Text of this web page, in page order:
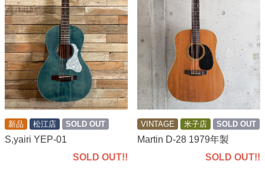
新品 松江店 SOLD OUT
S,yairi YEP-01
SOLD OUT!!
VINTAGE 米子店 SOLD OUT
Martin D-28 1979年製
SOLD OUT!!